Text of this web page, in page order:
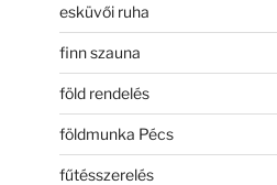
esküvői ruha
finn szauna
föld rendelés
földmunka Pécs
fűtésszerelés